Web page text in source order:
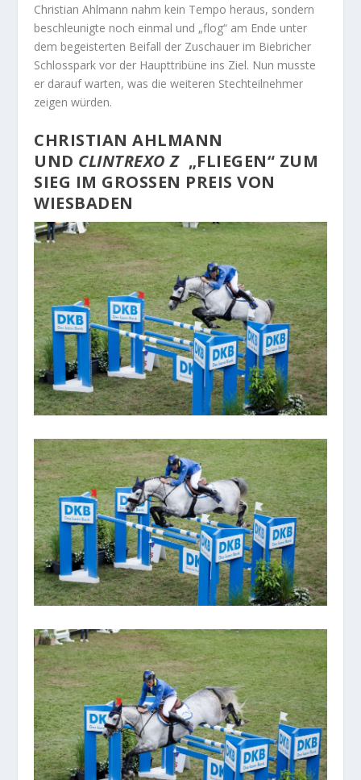
Christian Ahlmann nahm kein Tempo heraus, sondern
beschleunigte noch einmal und „flog“ am Ende unter
dem begeisterten Beifall der Zuschauer im Biebricher
Schlosspark vor der Haupttribüne ins Ziel. Nun musste
er darauf warten, was die weiteren Stechteilnehmer
zeigen würden.
CHRISTIAN AHLMANN
UND CLINTREXO Z „FLIEGEN“ ZUM
SIEG IM GROSSEN PREIS VON W
IESBADEN